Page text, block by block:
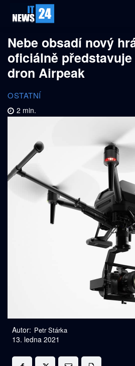
Nebe obsadí nový
oficiálně
dron Airpeak
OSTATNÍ
2 min.
Autor: Petr Stárka
13. ledna 2021